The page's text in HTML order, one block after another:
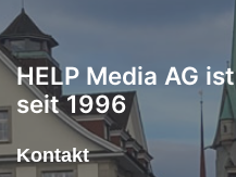
HELP Media AG
seit 1996
Kontakt